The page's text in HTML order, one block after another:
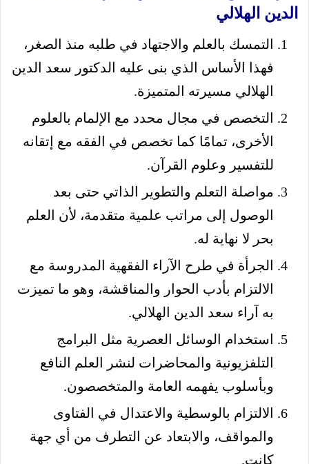
الدين الهلالي
التمسك بالعلم والاجتهاد في طلبه منذ الصغر،
فهذا الأساس الذي بنى عليه الدكتور سعد الدين
الهلالي مسيرته المتميزة.
التخصص في مجال محدد مع الإلمام بالعلوم
الأخرى، تمامًا كما تخصص في الفقه مع إتقانه
للتفسير وعلوم القرآن.
مواصلة التعلم والتطوير الذاتي حتى بعد
الوصول إلى مراتب علمية متقدمة، لأن العلم
بحر لا نهاية له.
الجرأة في طرح الآراء الفقهية المدروسة مع
الالتزام بأدب الحوار والمناقشة، وهو ما تميزت
به آراء سعد الدين الهلالي.
استخدام الوسائل العصرية مثل البرامج
التلفزيونية والمحاضرات لنشر العلم النافع
وبأسلوب يفهمه العامة والمتخصصون.
الالتزام بالوسطية والاعتدال في الفتاوى
والمواقف، والابتعاد عن التطرف من أي جهة
كانت.